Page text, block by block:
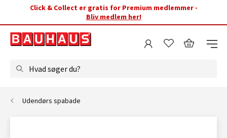
Click & Collect er gratis for Premium medlemmer -
Bliv medlem her!
Hvad søger du?
Udendørs spabade